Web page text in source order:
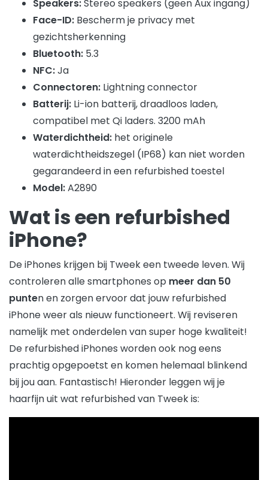
Speakers:Stereo speakers (geen Aux ingang)
Face-ID: Bescherm je privacy met
gezichtsherkenning
Bluetooth: 5.3
NFC:Ja
Connectoren: Lightning connector
Batterij: Li-ion batterij, draadloos laden,
compatibel met Qi laders. 3200 mAh
Waterdichtheid: het originele
waterdichtheidszegel (IP68) kan niet worden
gegarandeerd in een refurbished toestel
Model:A2890
Wat is een refurbished
iPhone?
De iPhones krijgen bij Tweek een tweede leven. Wij
controleren alle smartphones op meer dan 50
punten en zorgen ervoor dat jouw refurbished
iPhone weer als nieuw functioneert. Wij reviseren
namelijk met onderdelen van super hoge kwaliteit!
De refurbished iPhones worden ook nog eens
prachtig opgepoetst en komen helemaal blinkend
bij jou aan. Fantastisch! Hieronder leggen wij je
haarfijn uit wat refurbished van Tweek is: